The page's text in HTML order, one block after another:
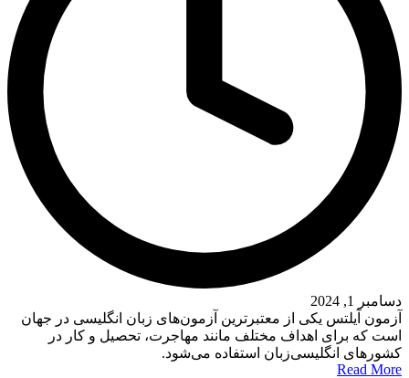
دسامبر 1, 2024
آزمون آیلتس یکی از معتبرترین آزمون‌های زبان انگلیسی در جهان
است که برای اهداف مختلف مانند مهاجرت، تحصیل و کار در
کشورهای انگلیسی‌زبان استفاده می‌شود.
Read More